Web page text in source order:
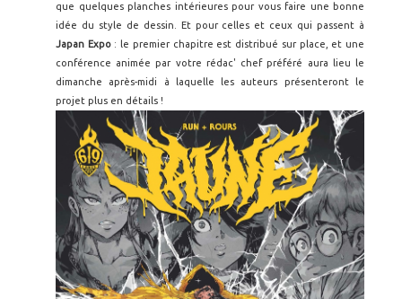
que quelques planches intérieures pour vous faire une bonne
idée du style de dessin. Et pour celles et ceux qui passent à
Japan Expo : le premier chapitre est distribué sur place, et une
conférence animée par votre rédac' chef préféré aura lieu le
dimanche après-midi à laquelle les auteurs présenteront le
projet plus en détails !